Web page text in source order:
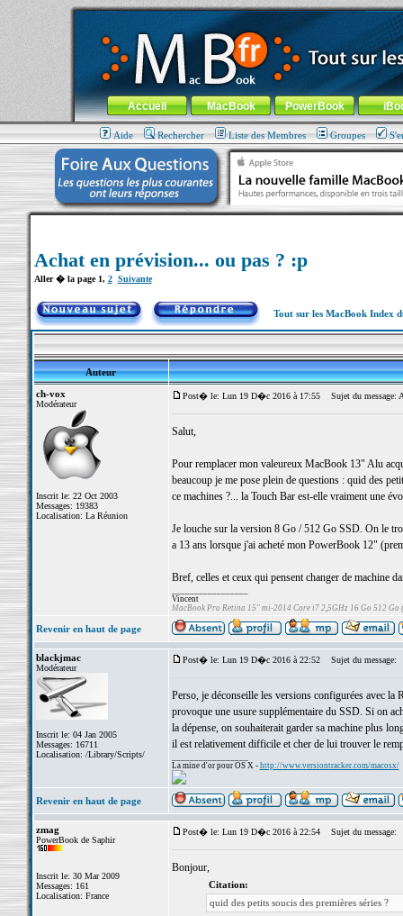
MacBook-fr.com : 100% Apple... 100% nomade !
Aller au contenu-Aller au menu général-Aller au menu de
Menu général
Accueil MacBook PowerBook
Aide Rechercher Liste des Membres Groupes
Achat en prévision... ou pas ? :p
Aller � la page 1, 2 Suivante
Tout sur les MacBook Index
Auteur
ch-vox
Modérateur
Inscrit le: 22 Oct 2003
Messages: 19383
Localisation: La Réunion
Post� le: Lun 19 D�c 2016 à 17:55 Sujet du message:
Salut,
Pour remplacer mon valeureux MacBook 13" Alu
beaucoup je me pose plein de questions : quid des
ce machines ?... la Touch Bar est-elle vraiment une
Je louche sur la version 8 Go / 512 Go SSD. On le
a 13 ans lorsque j'ai acheté mon PowerBook 12"
Bref, celles et ceux qui pensent changer de machine
Vincent
MacBook Pro Retina 15" mi-2014 Core i7 2,5GHz 16 Go 512 Go
Revenir en haut de page
blackjmac
Modérateur
Inscrit le: 04 Jan 2005
Messages: 16711
Localisation: /Library/Scripts/
Post� le: Lun 19 D�c 2016 à 22:52 Sujet du message:
Perso, je déconseille les versions configurées avec
provoque une usure supplémentaire du SSD. Si on
la dépense, on souhaiterait garder sa machine plus
il est relativement difficile et cher de lui trouver le
La mine d'or pour OS X - http://www.versiontracker.com/macosx/
Revenir en haut de page
zmag
PowerBook de Saphir
Inscrit le: 30 Mar 2009
Messages: 161
Localisation: France
Post� le: Lun 19 D�c 2016 à 22:54 Sujet du message:
Bonjour,
Citation:
quid des petits soucis des premières séries ?